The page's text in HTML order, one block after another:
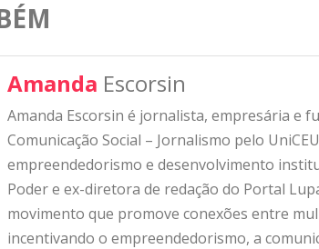
Amanda Escorsin
Amanda Escorsin é jornalista, empresária e
Comunicação Social – Jornalismo pelo
empreendedorismo e desenvolvimento
Poder e ex-diretora de redação do Portal
movimento que promove conexões entre
incentivando o empreendedorismo, a